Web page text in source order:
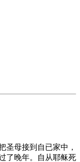
圣母接到自已家中，
了晚年。自从耶稣死